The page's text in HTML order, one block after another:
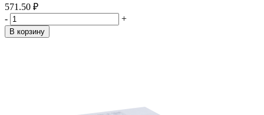
571.50 ₽
-
+
В корзину